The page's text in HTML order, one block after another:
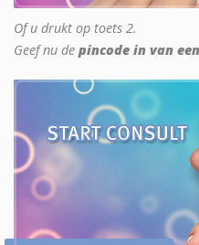
Of u drukt op toets 2.
Geef nu de pincode in van